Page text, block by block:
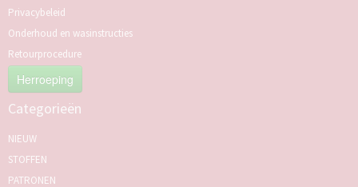
Privacybeleid
Onderhoud en wasinstructies
Retourprocedure
Herroeping
Categorieën
NIEUW
STOFFEN
PATRONEN